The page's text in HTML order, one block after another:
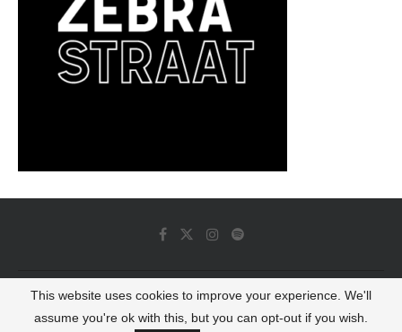
© 2022 - Luminous Dash All Rights Reserved
This website uses cookies to improve your experience. We'll
assume you're ok with this, but you can opt-out if you wish.